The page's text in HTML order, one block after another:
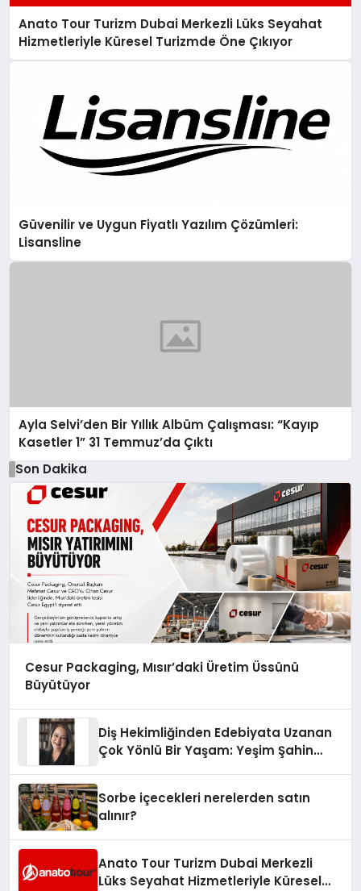
Anato Tour Turizm Dubai Merkezli Lüks Seyahat
Hizmetleriyle Küresel Turizmde Öne Çıkıyor
Güvenilir ve Uygun Fiyatlı Yazılım Çözümleri:
Lisansline
Ayla Selvi’den Bir Yıllık Albüm Çalışması: “Kayıp
Kasetler 1” 31 Temmuz’da Çıktı
Son Dakika
Cesur Packaging, Mısır’daki Üretim Üssünü
Büyütüyor
Diş Hekimliğinden Edebiyata Uzanan
Çok Yönlü Bir Yaşam: Yeşim Şahin
Sorbe içecekleri nerelerden satın
alınır?
Anato Tour Turizm Dubai Merkezli
Lüks Seyahat Hizmetleriyle Küresel